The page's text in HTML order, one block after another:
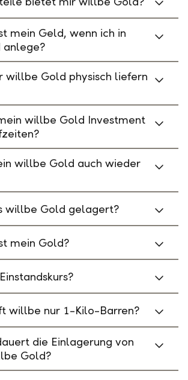
mein Geld, wenn ich in
willbe Gold physisch liefern
willbe Gold Investment
willbe Gold auch wieder
willbe Gold gelagert?
mein Gold?
willbe nur 1-Kilo-Barren?
die Einlagerung von
Gold?